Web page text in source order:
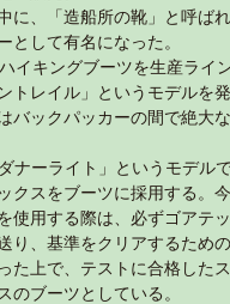
に、「造船所の靴」と呼ば
として有名になった。
イキングブーツを生産ライ
トレイル」というモデルを
バックパッカーの間で絶大
ナーライト」というモデル
クスをブーツに採用する。
使用する際は、必ずゴアテ
り、基準をクリアするため
た上で、テストに合格した
のブーツとしている。